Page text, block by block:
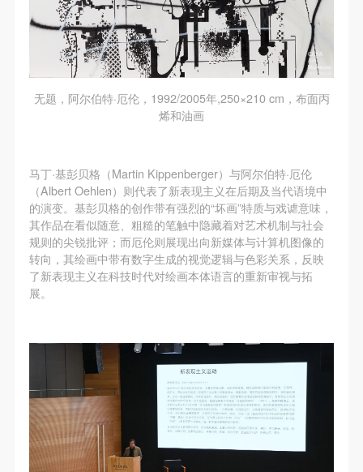
无题，阿尔伯特·厄伦，1992/2005年,250×210 cm，布面丙
烯和油画
马丁·基彭贝格（Martin Kippenberger）与阿尔伯特·厄伦
（Albert Oehlen）则代表了新表现主义在后期及当代语境中
的演变。基彭贝格的创作带有强烈的“坏画”特质与戏谑意味，
其作品在看似随意、粗糙的笔触中隐藏着对艺术机制与社会
规则的尖锐批评；而厄伦则展现出向新媒体与计算机图像的
转向，其绘画中带有数字生成的视觉逻辑与色彩关系，反映
了新表现主义在科技时代对绘画本体语言的重新审视与拓
展。